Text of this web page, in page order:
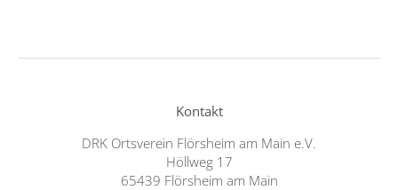
Kontakt
DRK Ortsverein Flörsheim am Main e.V.
Höllweg 17
65439 Flörsheim am Main